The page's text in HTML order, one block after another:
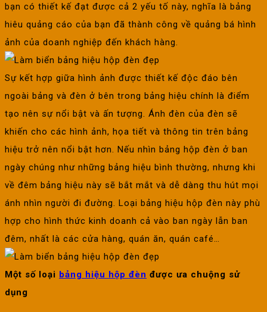
bạn có thiết kế đạt được cả 2 yếu tố này, nghĩa là bảng
hiêu quảng cáo của bạn đã thành công về quảng bá hình
ảnh của doanh nghiệp đến khách hàng.
Sự kết hợp giữa hình ảnh được thiết kế độc đáo bên
ngoài bảng và đèn ở bên trong bảng hiệu chính là điểm
tạo nên sự nổi bật và ấn tượng. Ánh đèn của đèn sẽ
khiến cho các hình ảnh, họa tiết và thông tin trên bảng
hiệu trở nên nổi bật hơn. Nếu nhìn bảng hộp đèn ở ban
ngày chúng như những bảng hiệu bình thường, nhưng khi
về đêm bảng hiệu này sẽ bắt mắt và dễ dàng thu hút mọi
ánh nhìn người đi đường. Loại bảng hiệu hộp đèn này phù
hợp cho hình thức kinh doanh cả vào ban ngày lẫn ban
đêm, nhất là các cửa hàng, quán ăn, quán café…
Một số loại bảng hiệu hộp đèn được ưa chuộng sử
dụng